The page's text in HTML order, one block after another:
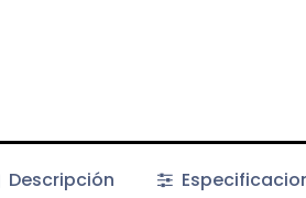
Descripción